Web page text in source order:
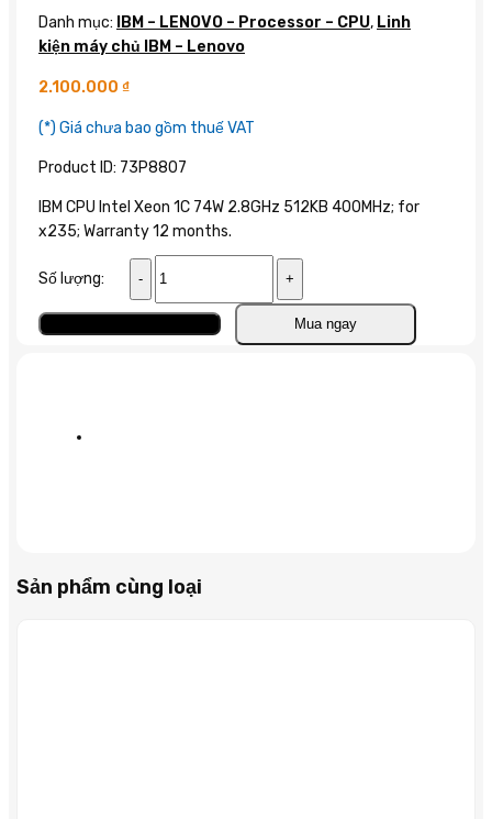
Danh mục: IBM – LENOVO – Processor – CPU, Linh
kiện máy chủ IBM – Lenovo
2.100.000 ₫
(*) Giá chưa bao gồm thuế VAT
Product ID: 73P8807
IBM CPU Intel Xeon 1C 74W 2.8GHz 512KB 400MHz; for
x235; Warranty 12 months.
Số lượng:
CPU
Intel
Xeon
Mua ngay
Sản phẩm cùng loại